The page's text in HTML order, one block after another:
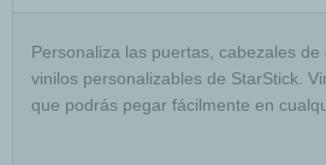
Personaliza las puertas, cabezales
vinilos personalizables de StarStick.
que podrás pegar fácilmente en